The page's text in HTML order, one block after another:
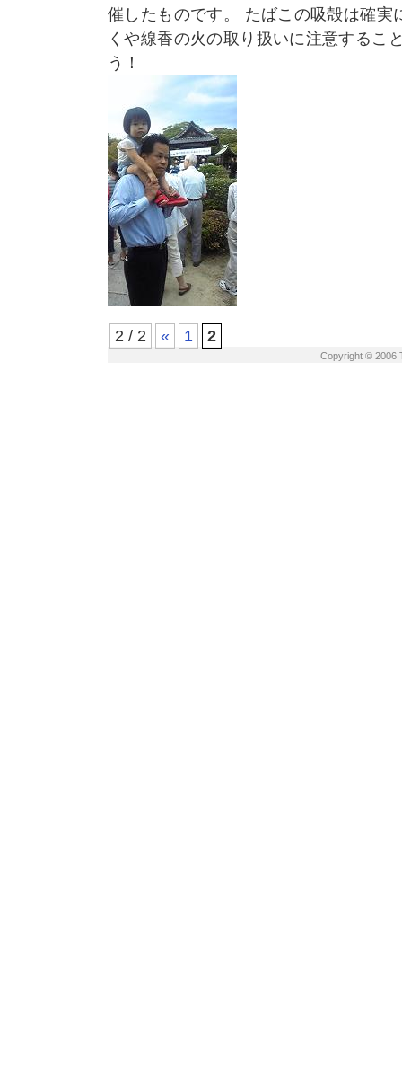
催したものです。 たばこの吸殻は確実
くや線香の火の取り扱いに注意するこ
う！
2 / 2 « 1 2
Copyright © 2006